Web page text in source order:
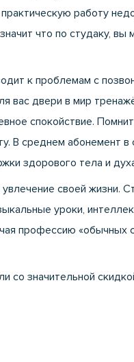
практическую работу
что по студаку,
к проблемам с
вас двери в мир
спокойствие.
среднем абонемент в
здорового тела и
своей жизни.
уроки,
профессию
значительной